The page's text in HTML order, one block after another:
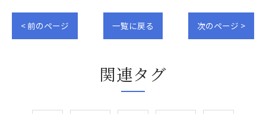
< 前のページ 一覧に戻る 次のページ >
関連タグ